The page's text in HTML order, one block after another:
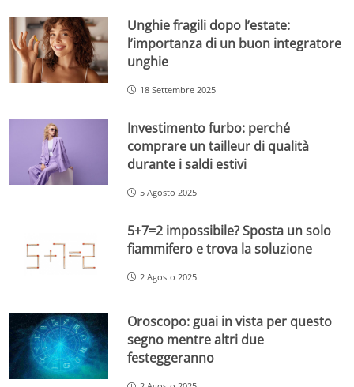
Unghie fragili dopo l’estate:
l’importanza di un buon integratore
unghie
18 Settembre 2025
Investimento furbo: perché
comprare un tailleur di qualità
durante i saldi estivi
5 Agosto 2025
5+7=2 impossibile? Sposta un solo
fiammifero e trova la soluzione
2 Agosto 2025
Oroscopo: guai in vista per questo
segno mentre altri due
festeggeranno